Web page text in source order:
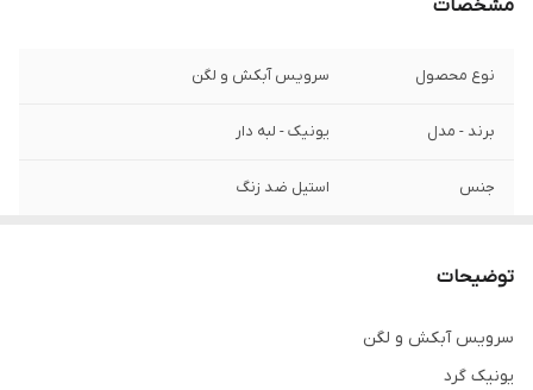
مشخصات
نوع محصول سرویس آبکش و لگن
برند - مدل یونیک - لبه دار
جنس استیل ضد زنگ
توضیحات
سرویس آبکش و لگن
یونیک گرد